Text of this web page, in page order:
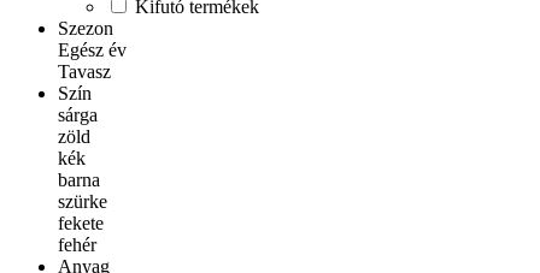
Kifutó termékek
Szezon
Egész év
Tavasz
Szín
sárga
zöld
kék
barna
szürke
fekete
fehér
Anyag